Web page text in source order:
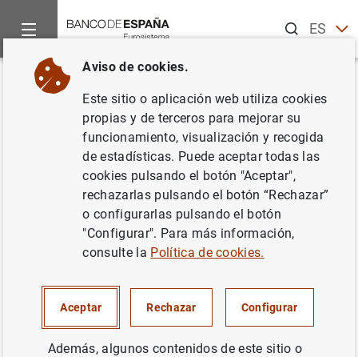
ESEN
Inicio Noticias y eventos
Volver
El Banco de España inicia el
proceso selectivo para proveer
la plaza de jefe de
Conservaduría
Aviso de cookies.
Este sitio o aplicación web utiliza cookies
propias y de terceros para mejorar su
funcionamiento, visualización y recogida
de estadísticas. Puede aceptar todas las
cookies pulsando el botón "Aceptar",
rechazarlas pulsando el botón “Rechazar”
o configurarlas pulsando el botón
"Configurar". Para más información,
consulte la Política de cookies.
Aceptar Rechazar Configurar
Además, algunos contenidos de este sitio o